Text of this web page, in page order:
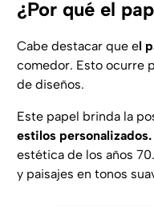
¿Por qué el
Cabe destacar que el
comedor. Esto ocurre
de diseños.
Este papel brinda la
estilos personalizados.
estética de los años
y paisajes en tonos